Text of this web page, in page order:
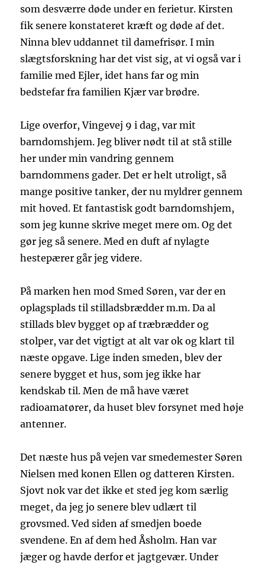
som desværre døde under en ferietur. Kirsten
fik senere konstateret kræft og døde af det.
Ninna blev uddannet til damefrisør. I min
slægtsforskning har det vist sig, at vi også var i
familie med Ejler, idet hans far og min
bedstefar fra familien Kjær var brødre.
Lige overfor, Vingevej 9 i dag, var mit
barndomshjem. Jeg bliver nødt til at stå stille
her under min vandring gennem
barndommens gader. Det er helt utroligt, så
mange positive tanker, der nu myldrer gennem
mit hoved. Et fantastisk godt barndomshjem,
som jeg kunne skrive meget mere om. Og det
gør jeg så senere. Med en duft af nylagte
hestepærer går jeg videre.
På marken hen mod Smed Søren, var der en
oplagsplads til stilladsbrædder m.m. Da al
stillads blev bygget op af træbrædder og
stolper, var det vigtigt at alt var ok og klart til
næste opgave. Lige inden smeden, blev der
senere bygget et hus, som jeg ikke har
kendskab til. Men de må have været
radioamatører, da huset blev forsynet med høje
antenner.
Det næste hus på vejen var smedemester Søren
Nielsen med konen Ellen og datteren Kirsten.
Sjovt nok var det ikke et sted jeg kom særlig
meget, da jeg jo senere blev udlært til
grovsmed. Ved siden af smedjen boede
svendene. En af dem hed Åsholm. Han var
jæger og havde derfor et jagtgevær. Under